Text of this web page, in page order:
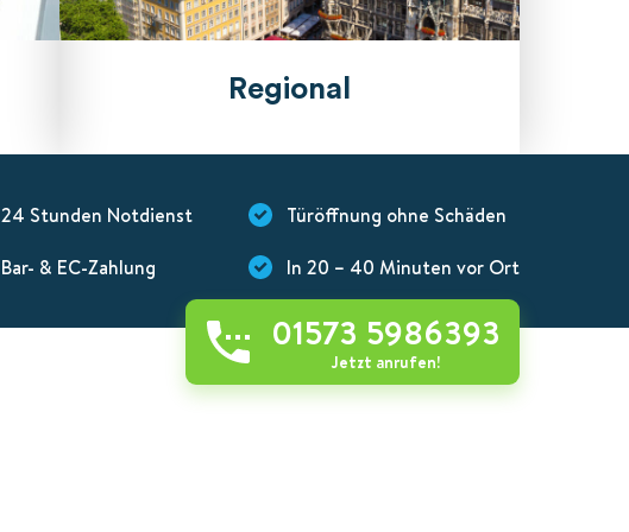
Regional
01573 5986393
Jetzt anrufen!
24 Stunden Notdienst
Türöffnung ohne Schäden
Bar- & EC-Zahlung
In 20 – 40 Minuten vor Ort